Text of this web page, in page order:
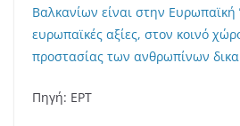
Βαλκανίων είναι στην
ευρωπαϊκές αξίες, στον κοινό
προστασίας των ανθρωπίνων
Πηγή: ΕΡΤ